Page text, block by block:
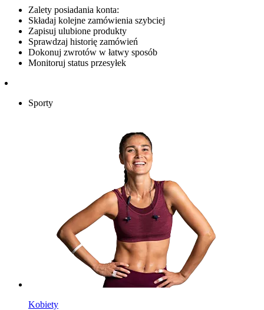
Zalety posiadania konta:
Składaj kolejne zamówienia szybciej
Zapisuj ulubione produkty
Sprawdzaj historię zamówień
Dokonuj zwrotów w łatwy sposób
Monitoruj status przesyłek
Sporty
Kobiety